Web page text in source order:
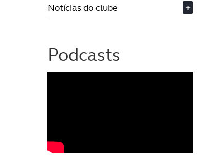
Notícias do clube
+
Podcasts